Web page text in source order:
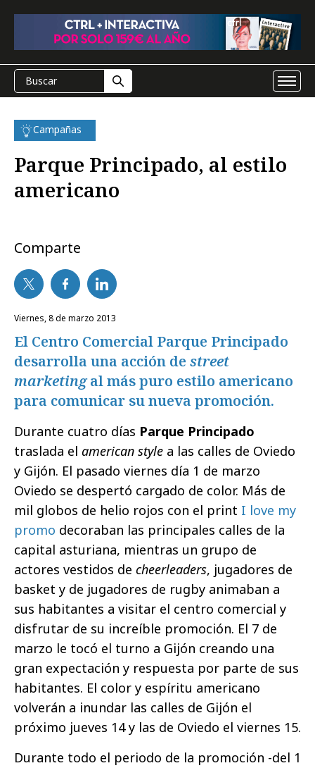
Campañas
Parque Principado, al estilo
americano
Comparte
viernes, 8 de marzo 2013
El Centro Comercial Parque Principado
desarrolla una acción de street
marketingal más puro estilo americano
para comunicar su nueva promoción.
Durante cuatro días Parque Principado
traslada el american style a las calles de Oviedo
y Gijón. El pasado viernes día 1 de marzo
Oviedo se despertó cargado de color. Más de
mil globos de helio rojos con el print  I love my
promo  decoraban las principales calles de la
capital asturiana, mientras un grupo de
actores vestidos de cheerleaders, jugadores de
basket y de jugadores de rugby animaban a
sus habitantes a visitar el centro comercial y
disfrutar de su increíble promoción. El 7 de
marzo le tocó el turno a Gijón creando una
gran expectación y respuesta por parte de sus
habitantes. El color y espíritu americano
volverán a inundar las calles de Gijón el
próximo jueves 14 y las de Oviedo el viernes 15.
Durante todo el periodo de la promoción -del 1